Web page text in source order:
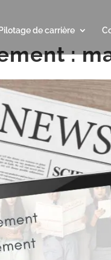
Pilotage de carrière
: